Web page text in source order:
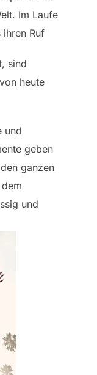
Im Laufe
Ruf
sind
heute
und
geben
ganzen
und